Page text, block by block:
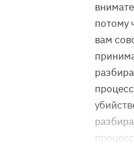
потому
вам